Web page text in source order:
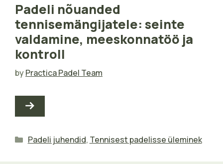
Padeli nõuanded
tennisemängijatele: seinte
valdamine, meeskonnatöö ja
kontroll
byPractica Padel Team
Categories
Padeli juhendid, Tennisest padelisse üleminek